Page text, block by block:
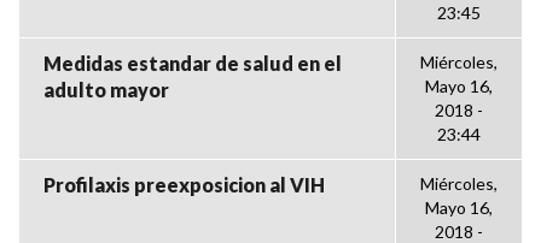
23:45
Medidas estandar de salud en el
adulto mayor
Miércoles,
Mayo 16,
2018 -
23:44
Profilaxis preexposicion al VIH
Miércoles,
Mayo 16,
2018 -